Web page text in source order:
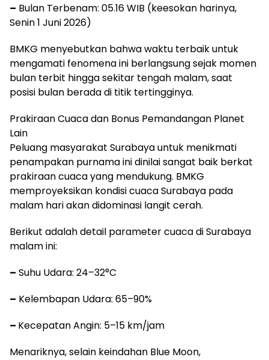
– Bulan Terbenam: 05.16 WIB (keesokan harinya,
Senin 1 Juni 2026)
BMKG menyebutkan bahwa waktu terbaik untuk
mengamati fenomena ini berlangsung sejak momen
bulan terbit hingga sekitar tengah malam, saat
posisi bulan berada di titik tertingginya.
Prakiraan Cuaca dan Bonus Pemandangan Planet
Lain
Peluang masyarakat Surabaya untuk menikmati
penampakan purnama ini dinilai sangat baik berkat
prakiraan cuaca yang mendukung. BMKG
memproyeksikan kondisi cuaca Surabaya pada
malam hari akan didominasi langit cerah.
Berikut adalah detail parameter cuaca di Surabaya
malam ini:
– Suhu Udara: 24–32°C
– Kelembapan Udara: 65–90%
– Kecepatan Angin: 5–15 km/jam
Menariknya, selain keindahan Blue Moon,